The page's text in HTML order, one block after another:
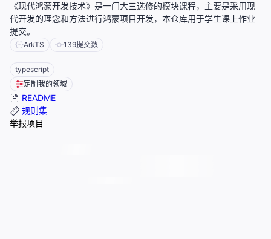
《现代鸿蒙开发技术》是一门大三选修的模块课程，主要是采用现
代开发的理念和方法进行鸿蒙项目开发，本仓库用于学生课上作业
提交。
ArkTS 139提交数
typescript
定制我的领域
README
规则集
举报项目